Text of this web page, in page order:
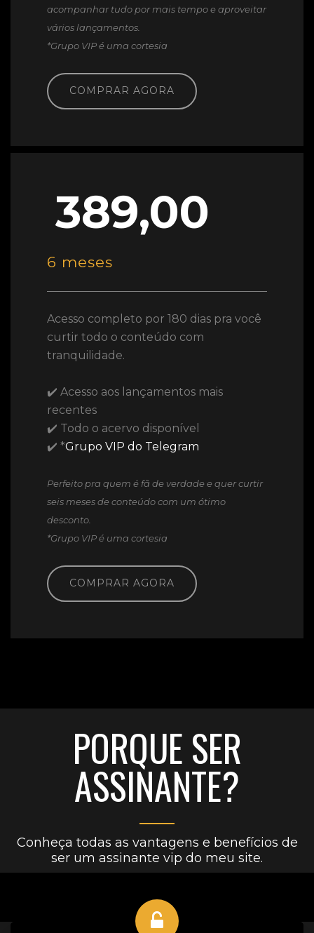
acompanhar tudo por mais tempo e aproveitar
vários lançamentos.
*Grupo VIP é uma cortesia
COMPRAR AGORA
389,00
6 meses
Acesso completo por 180 dias pra você
curtir todo o conteúdo com
tranquilidade.
✔️ Acesso aos lançamentos mais
recentes
✔️ Todo o acervo disponível
✔️ *Grupo VIP do Telegram
Perfeito pra quem é fã de verdade e quer curtir
seis meses de conteúdo com um ótimo
desconto.
*Grupo VIP é uma cortesia
COMPRAR AGORA
PORQUE SER
ASSINANTE?
Conheça todas as vantagens e benefícios de
ser um assinante vip do meu site.